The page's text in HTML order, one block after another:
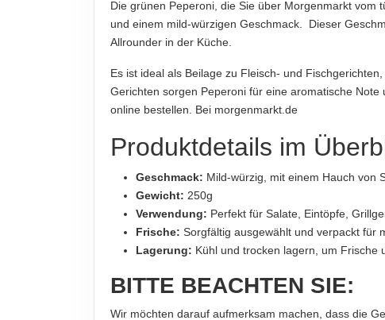
NETTOFÜLLMENGE
270g
IMPORTEUR
Hinweis zur Haftung: Für die vorstehenden Angaben wird keine
Die grünen Peperoni, die Sie über Morgenmarkt vom
und einem mild-würzigen Geschmack. Dieser
Allrounder in der Küche.
Es ist ideal als Beilage zu Fleisch- und
Gerichten sorgen Peperoni für eine aromatische
online bestellen. Bei morgenmarkt.de
Produktdetails im
Geschmack: Mild-würzig, mit einem Hauch von
Gewicht: 250g
Verwendung: Perfekt für Salate, Eintöpfe,
Frische: Sorgfältig ausgewählt und verpackt für
Lagerung: Kühl und trocken lagern, um Frische
BITTE BEACHTEN SIE:
Wir möchten darauf aufmerksam machen, dass die